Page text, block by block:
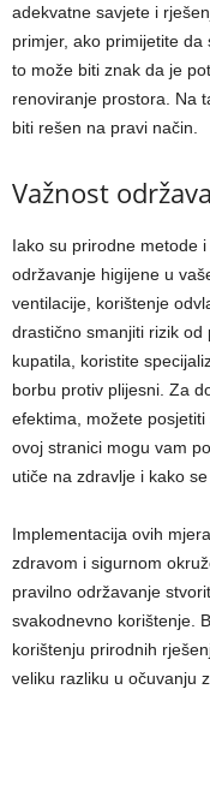
adekvatne savjete i
primjer, ako primijetite da
to može biti znak da je
renoviranje prostora. Na
biti rešen na pravi način.
Važnost
Iako su prirodne metode
održavanje higijene u
ventilacije, korištenje
drastično smanjiti rizik od
kupatila, koristite
borbu protiv plijesni. Za
efektima, možete
ovoj stranici mogu vam
utiče na zdravlje i kako
Implementacija ovih
zdravom i sigurnom
pravilno održavanje
svakodnevno korištenje.
korištenju prirodnih
veliku razliku u očuvanju